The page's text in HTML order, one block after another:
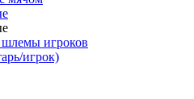
игроков
игрок)